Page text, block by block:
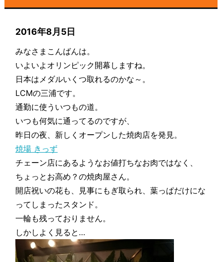
2016年8月5日
みなさまこんばんは。
いよいよオリンピック開幕しますね。
日本はメダルいくつ取れるのかな～。
LCMの三浦です。
通勤に使ういつもの道。
いつも何気に通ってるのですが、
昨日の夜、新しくオープンした焼肉店を発見。
焼場 きっず
チェーン店にあるようなお値打ちなお肉ではなく、
ちょっとお高め？の焼肉屋さん。
開店祝いの花も、見事にもぎ取られ、葉っぱだけにな
ってしまったスタンド。
一輪も残っておりません。
しかしよく見ると…